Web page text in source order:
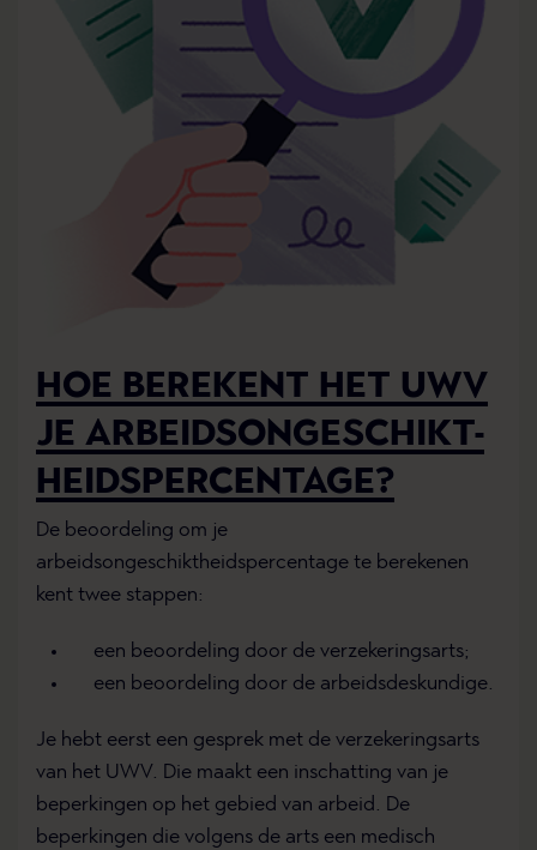
HOE BEREKENT HET UWV
JE ARBEIDSONGESCHIKT-
HEIDSPERCENTAGE?
De beoordeling om je
arbeidsongeschiktheidspercentage te berekenen
kent twee stappen:
een beoordeling door de verzekeringsarts;
een beoordeling door de arbeidsdeskundige.
Je hebt eerst een gesprek met de verzekeringsarts
van het UWV. Die maakt een inschatting van je
beperkingen op het gebied van arbeid. De
beperkingen die volgens de arts een medisch